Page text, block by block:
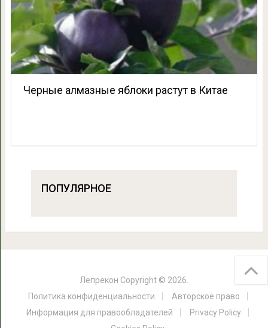
Черные алмазные яблоки растут в Китае
ПОПУЛЯРНОЕ
Лепрекон Copyright © 2026.
Политика конфиденциальности
Авторское право
Информация для правообладателей
Privacy Policy